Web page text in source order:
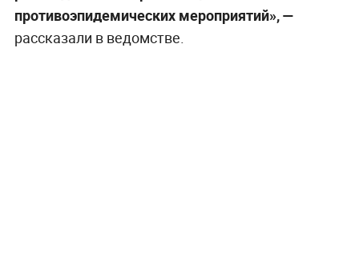
противоэпидемических мероприятий», —
рассказали в ведомстве.